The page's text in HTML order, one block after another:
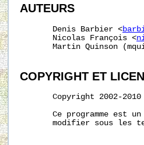
AUTEURS
       Denis Barbier <
       Nicolas François <
Martin Quinson
COPYRIGHT ET
Copyright 2002-2010
Ce programme est